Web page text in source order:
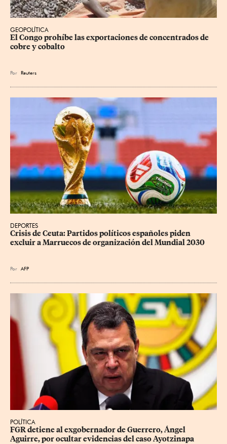
GEOPOLÍTICA
El Congo prohíbe las exportaciones de concentrados de
cobre y cobalto
Por Reuters
DEPORTES
Crisis de Ceuta: Partidos políticos españoles piden
excluir a Marruecos de organización del Mundial 2030
Por AFP
POLÍTICA
FGR detiene al exgobernador de Guerrero, Ángel
Aguirre, por ocultar evidencias del caso Ayotzinapa